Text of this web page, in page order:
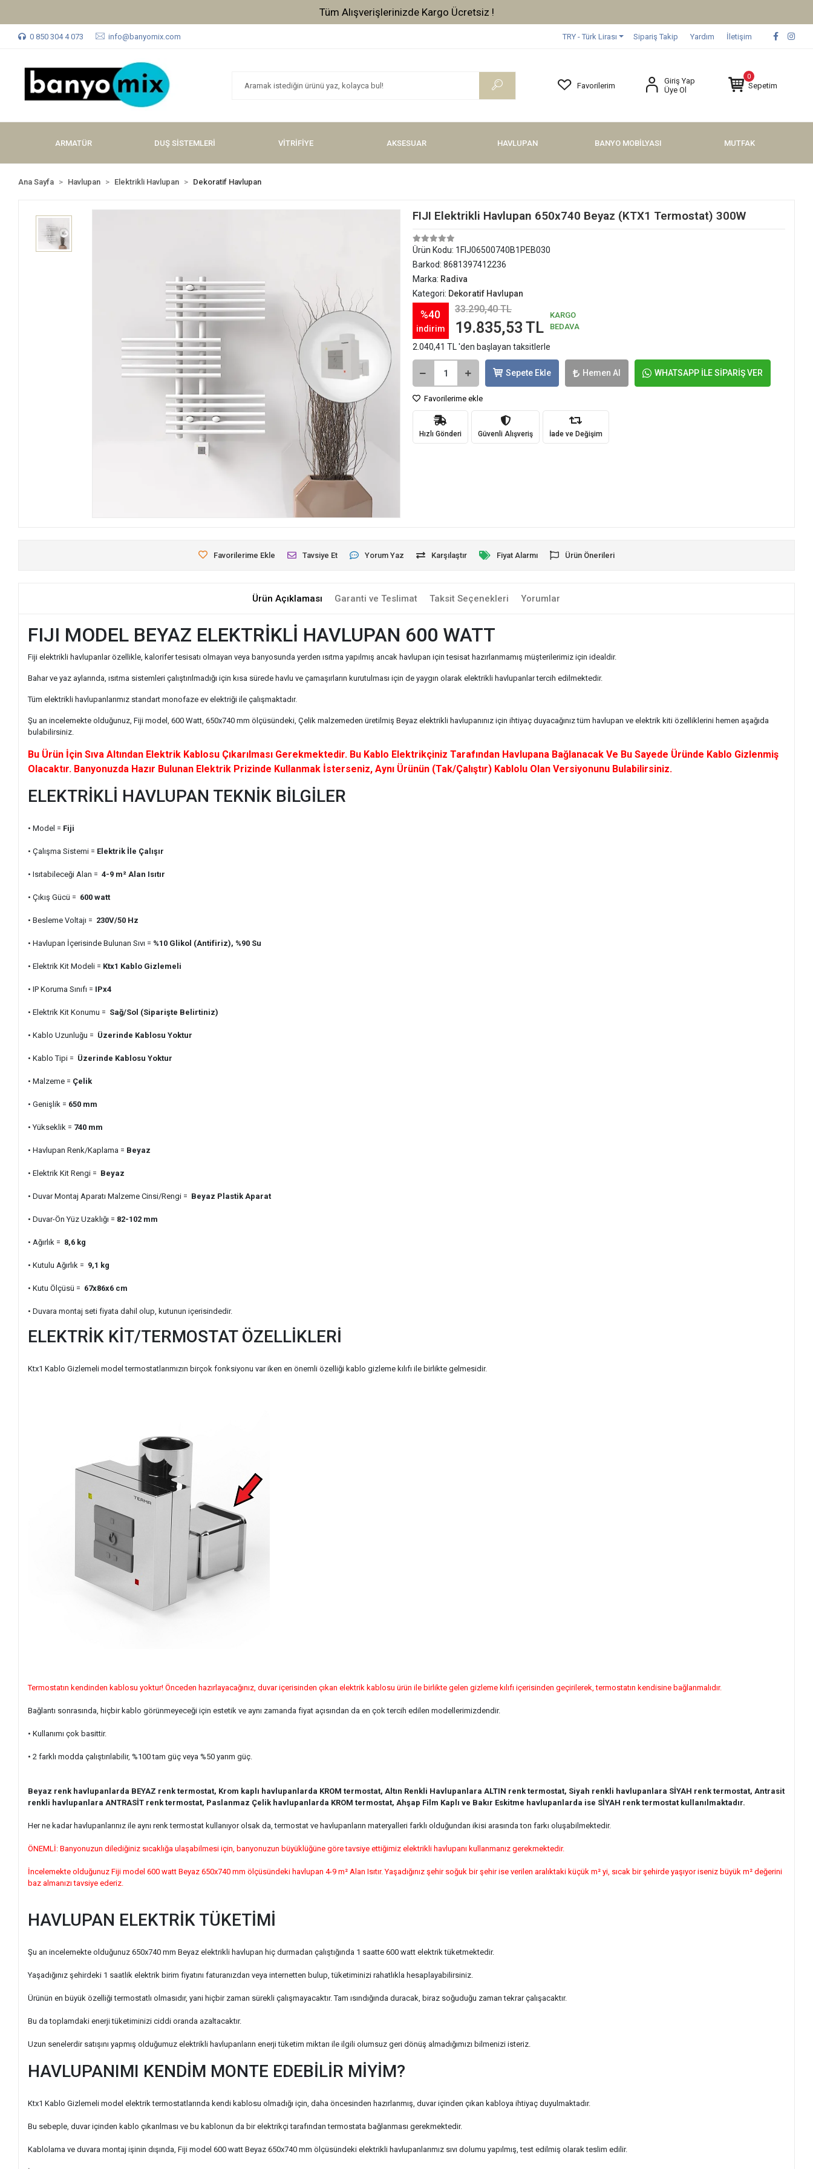
Tüm Alışverişlerinizde Vade Farksız 3 Taksit !
0 850 304 4 073 info@banyomix.com TRY - Türk Lirası Sipariş Takip Yardım İletişim
Favorilerim
Giriş Yap
Üye Ol
0
Sepetim
ARMATÜR DUŞ SİSTEMLERİ VİTRİFİYE AKSESUAR HAVLUPAN BANYO MOBİLYASI MUTFAK
Ana Sayfa Havlupan Elektrikli Havlupan Dekoratif Havlupan
FIJI Elektrikli Havlupan 650x740 Beyaz (KTX1 Termostat) 300W
Ürün Kodu: 1FIJ06500740B1PEB030
Barkod: 8681397412236
Marka: Radiva
Kategori: Dekoratif Havlupan
%40
indirim
33.290,40 TL
19.835,53 TL
KARGO
BEDAVA
2.040,41 TL 'den başlayan taksitlerle
Sepete Ekle Hemen Al WHATSAPP İLE SİPARİŞ VER
Favorilerime ekle
Hızlı Gönderi Güvenli Alışveriş İade ve Değişim
Favorilerime Ekle Tavsiye Et Yorum Yaz Karşılaştır Fiyat Alarmı Ürün Önerileri
Ürün Açıklaması Garanti ve Teslimat Taksit Seçenekleri Yorumlar
FIJI MODEL BEYAZ ELEKTRİKLİ HAVLUPAN 600 WATT
Fiji elektrikli havlupanlar özellikle, kalorifer tesisatı olmayan veya banyosunda yerden ısıtma yapılmış ancak havlupan için tesisat hazırlanmamış müşterilerimiz için idealdir.
Bahar ve yaz aylarında, ısıtma sistemleri çalıştırılmadığı için kısa sürede havlu ve çamaşırların kurutulması için de yaygın olarak elektrikli havlupanlar tercih edilmektedir.
Tüm elektrikli havlupanlarımız standart monofaze ev elektriği ile çalışmaktadır.
Şu an incelemekte olduğunuz, Fiji model, 600 Watt, 650x740 mm ölçüsündeki, Çelik malzemeden üretilmiş Beyaz elektrikli havlupanınız için ihtiyaç duyacağınız tüm havlupan ve elektrik kiti özelliklerini hemen aşağıda
bulabilirsiniz.
Bu Ürün İçin Sıva Altından Elektrik Kablosu Çıkarılması Gerekmektedir. Bu Kablo Elektrikçiniz Tarafından Havlupana Bağlanacak Ve Bu Sayede Üründe Kablo Gizlenmiş
Olacaktır. Banyonuzda Hazır Bulunan Elektrik Prizinde Kullanmak İsterseniz, Aynı Ürünün (Tak/Çalıştır) Kablolu Olan Versiyonunu Bulabilirsiniz.
ELEKTRİKLİ HAVLUPAN TEKNİK BİLGİLER
• Model = Fiji
• Çalışma Sistemi = Elektrik İle Çalışır
• Isıtabileceği Alan =4-9 m² Alan Isıtır
• Çıkış Gücü = 600 watt
• Besleme Voltajı = 230V/50 Hz
• Havlupan İçerisinde Bulunan Sıvı = %10 Glikol (Antifiriz), %90 Su
• Elektrik Kit Modeli = Ktx1 Kablo Gizlemeli
• IP Koruma Sınıfı = IPx4
• Elektrik Kit Konumu = Sağ/Sol (Siparişte Belirtiniz)
• Kablo Uzunluğu = Üzerinde Kablosu Yoktur
• Kablo Tipi = Üzerinde Kablosu Yoktur
• Malzeme = Çelik
• Genişlik = 650 mm
• Yükseklik = 740 mm
• Havlupan Renk/Kaplama = Beyaz
• Elektrik Kit Rengi = Beyaz
• Duvar Montaj Aparatı Malzeme Cinsi/Rengi = Beyaz Plastik Aparat
• Duvar-Ön Yüz Uzaklığı = 82-102 mm
• Ağırlık = 8,6 kg
• Kutulu Ağırlık = 9,1 kg
• Kutu Ölçüsü = 67x86x6 cm
• Duvara montaj seti fiyata dahil olup, kutunun içerisindedir.
ELEKTRİK KİT/TERMOSTAT ÖZELLİKLERİ
Ktx1 Kablo Gizlemeli model termostatlarımızın birçok fonksiyonu var iken en önemli özelliği kablo gizleme kılıfı ile birlikte gelmesidir.
Termostatın kendinden kablosu yoktur! Önceden hazırlayacağınız, duvar içerisinden çıkan elektrik kablosu ürün ile birlikte gelen gizleme kılıfı içerisinden geçirilerek, termostatın kendisine bağlanmalıdır.
Bağlantı sonrasında, hiçbir kablo görünmeyeceği için estetik ve aynı zamanda fiyat açısından da en çok tercih edilen modellerimizdendir.
• Kullanımı çok basittir.
• 2 farklı modda çalıştırılabilir, %100 tam güç veya %50 yarım güç.
Beyaz renk havlupanlarda BEYAZ renk termostat, Krom kaplı havlupanlarda KROM termostat, Altın Renkli Havlupanlara ALTIN renk termostat, Siyah renkli havlupanlara SİYAH renk termostat, Antrasit
renkli havlupanlara ANTRASİT renk termostat, Paslanmaz Çelik havlupanlarda KROM termostat, Ahşap Film Kaplı ve Bakır Eskitme havlupanlarda ise SİYAH renk termostat kullanılmaktadır.
Her ne kadar havlupanlarınız ile aynı renk termostat kullanıyor olsak da, termostat ve havlupanların materyalleri farklı olduğundan ikisi arasında ton farkı oluşabilmektedir.
ÖNEMLİ: Banyonuzun dilediğiniz sıcaklığa ulaşabilmesi için, banyonuzun büyüklüğüne göre tavsiye ettiğimiz elektrikli havlupanı kullanmanız gerekmektedir.
İncelemekte olduğunuz Fiji model 600 watt Beyaz 650x740 mm ölçüsündeki havlupan 4-9 m² Alan Isıtır. Yaşadığınız şehir soğuk bir şehir ise verilen aralıktaki küçük m² yi, sıcak bir şehirde yaşıyor iseniz büyük m² değerini
baz almanızı tavsiye ederiz.
HAVLUPAN ELEKTRİK TÜKETİMİ
Şu an incelemekte olduğunuz 650x740 mm Beyaz elektrikli havlupan hiç durmadan çalıştığında 1 saatte 600 watt elektrik tüketmektedir.
Yaşadığınız şehirdeki 1 saatlik elektrik birim fiyatını faturanızdan veya internetten bulup, tüketiminizi rahatlıkla hesaplayabilirsiniz.
Ürünün en büyük özelliği termostatlı olmasıdır, yani hiçbir zaman sürekli çalışmayacaktır. Tam ısındığında duracak, biraz soğuduğu zaman tekrar çalışacaktır.
Bu da toplamdaki enerji tüketiminizi ciddi oranda azaltacaktır.
Uzun senelerdir satışını yapmış olduğumuz elektrikli havlupanların enerji tüketim miktarı ile ilgili olumsuz geri dönüş almadığımızı bilmenizi isteriz.
HAVLUPANIMI KENDİM MONTE EDEBİLİR MİYİM?
Ktx1 Kablo Gizlemeli model elektrik termostatlarında kendi kablosu olmadığı için, daha öncesinden hazırlanmış, duvar içinden çıkan kabloya ihtiyaç duyulmaktadır.
Bu sebeple, duvar içinden kablo çıkarılması ve bu kablonun da bir elektrikçi tarafından termostata bağlanması gerekmektedir.
Kablolama ve duvara montaj işinin dışında, Fiji model 600 watt Beyaz 650x740 mm ölçüsündeki elektrikli havlupanlarımız sıvı dolumu yapılmış, test edilmiş olarak teslim edilir.